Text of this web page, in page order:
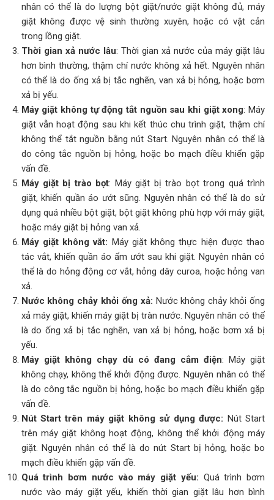
nhân có thể là do lượng bột giặt/nước giặt không đủ, máy
giặt không được vệ sinh thường xuyên, hoặc có vật cản
trong lồng giặt.
Thời gian xả nước lâu: Thời gian xả nước của máy giặt lâu
hơn bình thường, thậm chí nước không xả hết. Nguyên nhân
có thể là do ống xả bị tắc nghẽn, van xả bị hỏng, hoặc bơm
xả bị yếu.
Máy giặt không tự động tắt nguồn sau khi giặt xong: Máy
giặt vẫn hoạt động sau khi kết thúc chu trình giặt, thậm chí
không thể tắt nguồn bằng nút Start. Nguyên nhân có thể là
do công tắc nguồn bị hỏng, hoặc bo mạch điều khiển gặp
vấn đề.
Máy giặt bị trào bọt: Máy giặt bị trào bọt trong quá trình
giặt, khiến quần áo ướt sũng. Nguyên nhân có thể là do sử
dụng quá nhiều bột giặt, bột giặt không phù hợp với máy giặt,
hoặc máy giặt bị hỏng van xả.
Máy giặt không vắt: Máy giặt không thực hiện được thao
tác vắt, khiến quần áo ẩm ướt sau khi giặt. Nguyên nhân có
thể là do hỏng động cơ vắt, hỏng dây curoa, hoặc hỏng van
xả.
Nước không chảy khỏi ống xả: Nước không chảy khỏi ống
xả máy giặt, khiến máy giặt bị tràn nước. Nguyên nhân có thể
là do ống xả bị tắc nghẽn, van xả bị hỏng, hoặc bơm xả bị
yếu.
Máy giặt không chạy dù có đang cắm điện: Máy giặt
không chạy, không thể khởi động được. Nguyên nhân có thể
là do công tắc nguồn bị hỏng, hoặc bo mạch điều khiển gặp
vấn đề.
Nút Start trên máy giặt không sử dụng được: Nút Start
trên máy giặt không hoạt động, không thể khởi động máy
giặt. Nguyên nhân có thể là do nút Start bị hỏng, hoặc bo
mạch điều khiển gặp vấn đề.
Quá trình bơm nước vào máy giặt yếu: Quá trình bơm
nước vào máy giặt yếu, khiến thời gian giặt lâu hơn bình